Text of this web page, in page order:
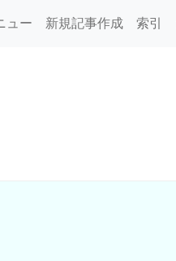
ュー 新規記事作成 索引